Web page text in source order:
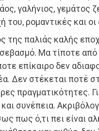
γαλήνιος, γεμάτος
του, ρομαντικές και
της παλιάς καλής
Μα τίποτε
επίκαιρο δεν
Δεν στέκεται ποτέ
πραγματικότητες.
συνέπεια.
πως ό,τι πει είναι